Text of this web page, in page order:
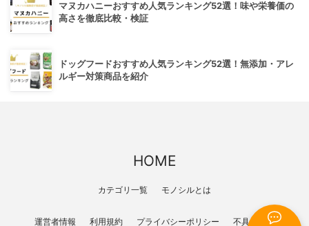
マヌカハニーおすすめ人気ランキング52選！味や栄養価の
高さを徹底比較・検証
ドッグフードおすすめ人気ランキング52選！無添加・アレ
ルギー対策商品を紹介
HOME
カテゴリ一覧 モノシルとは
運営者情報 利用規約 プライバシーポリシー 不具合報告